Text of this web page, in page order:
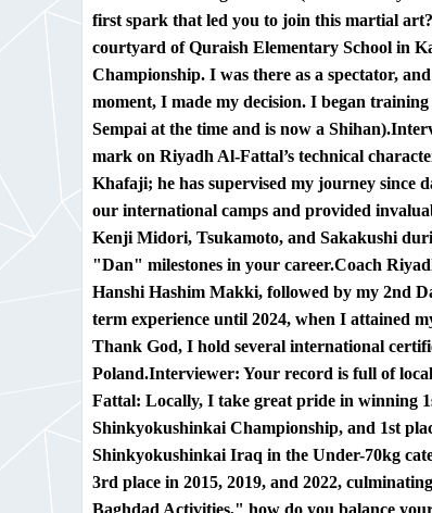
first spark that led you to join this martial art?
courtyard of Quraish Elementary School in
Championship. I was there as a spectator,
moment, I made my decision. I began
Sempai at the time and is now a Shihan).
mark on Riyadh Al-Fattal’s technical
Khafaji; he has supervised my journey since
our international camps and provided
Kenji Midori, Tsukamoto, and Sakakushi
"Dan" milestones in your career.Coach
Hanshi Hashim Makki, followed by my 2nd
term experience until 2024, when I attained
Thank God, I hold several international
Poland.Interviewer: Your record is full of
Fattal: Locally, I take great pride in winning
Shinkyokushinkai Championship, and 1st
Shinkyokushinkai Iraq in the Under-70kg
3rd place in 2015, 2019, and 2022,
Baghdad Activities," how do you balance